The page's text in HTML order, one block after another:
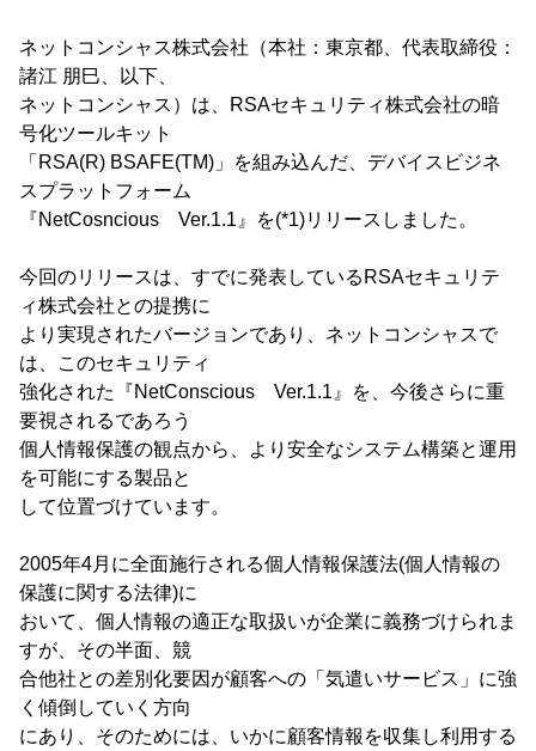
ネットコンシャス株式会社（本社：東京都、代表取締役：
諸江 朋巳、以下、
ネットコンシャス）は、RSAセキュリティ株式会社の暗
号化ツールキット
「RSA(R) BSAFE(TM)」を組み込んだ、デバイスビジネ
スプラットフォーム
『NetCosncious Ver.1.1』を(*1)リリースしました。
今回のリリースは、すでに発表しているRSAセキュリテ
ィ株式会社との提携に
より実現されたバージョンであり、ネットコンシャスで
は、このセキュリティ
強化された『NetConscious Ver.1.1』を、今後さらに重
要視されるであろう
個人情報保護の観点から、より安全なシステム構築と運用
を可能にする製品と
して位置づけています。
2005年4月に全面施行される個人情報保護法(個人情報の
保護に関する法律)に
おいて、個人情報の適正な取扱いが企業に義務づけられま
すが、その半面、競
合他社との差別化要因が顧客への「気遣いサービス」に強
く傾倒していく方向
にあり、そのためには、いかに顧客情報を収集し利用する